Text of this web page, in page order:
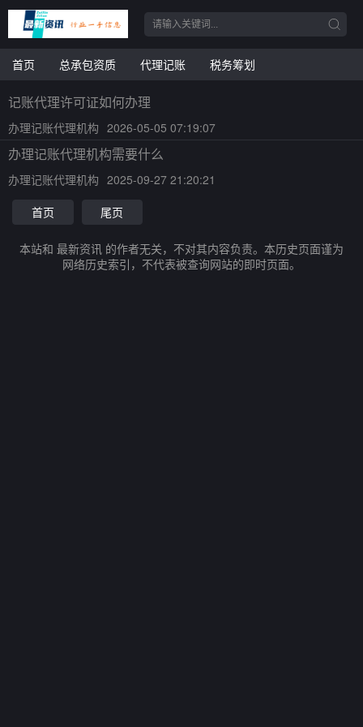
首页 总承包资质 代理记账 税务筹划
记账代理许可证如何办理
办理记账代理机构 2026-05-05 07:19:07
办理记账代理机构需要什么
办理记账代理机构 2025-09-27 21:20:21
首页
尾页
本站和 最新资讯 的作者无关，不对其内容负责。本历史页面谨为
网络历史索引，不代表被查询网站的即时页面。